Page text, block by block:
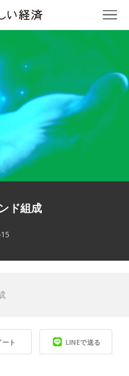
ド組成
ート LINEで送る